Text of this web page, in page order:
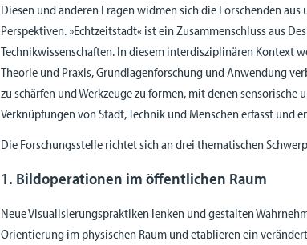
Diesen und anderen Fragen widmen sich die Forschenden
Perspektiven. »Echtzeitstadt« ist ein Zusammenschluss aus
Technikwissenschaften. In diesem interdisziplinären Kontext
Theorie und Praxis, Grundlagenforschung und Anwendung
zu schärfen und Werkzeuge zu formen, mit denen sensorische
Verknüpfungen von Stadt, Technik und Menschen erfasst und
Die Forschungsstelle richtet sich an drei thematischen
1. Bildoperationen im öffentlichen Raum
Neue Visualisierungspraktiken lenken und gestalten
Orientierung im physischen Raum und etablieren ein